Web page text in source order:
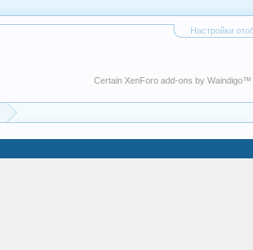
Настройки
Certain XenForo add-ons by Waindigo™